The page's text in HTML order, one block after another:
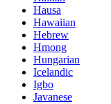
Hausa
Hawaiian
Hebrew
Hmong
Hungarian
Icelandic
Igbo
Javanese